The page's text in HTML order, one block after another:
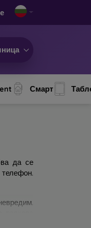
Смарт
да се
какво